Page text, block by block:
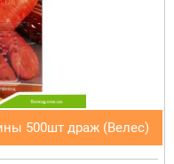
500шт драж (Велес)